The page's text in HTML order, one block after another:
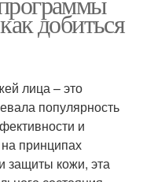
добиться
лица – это
популярность
и
принципах
защиты кожи, эта